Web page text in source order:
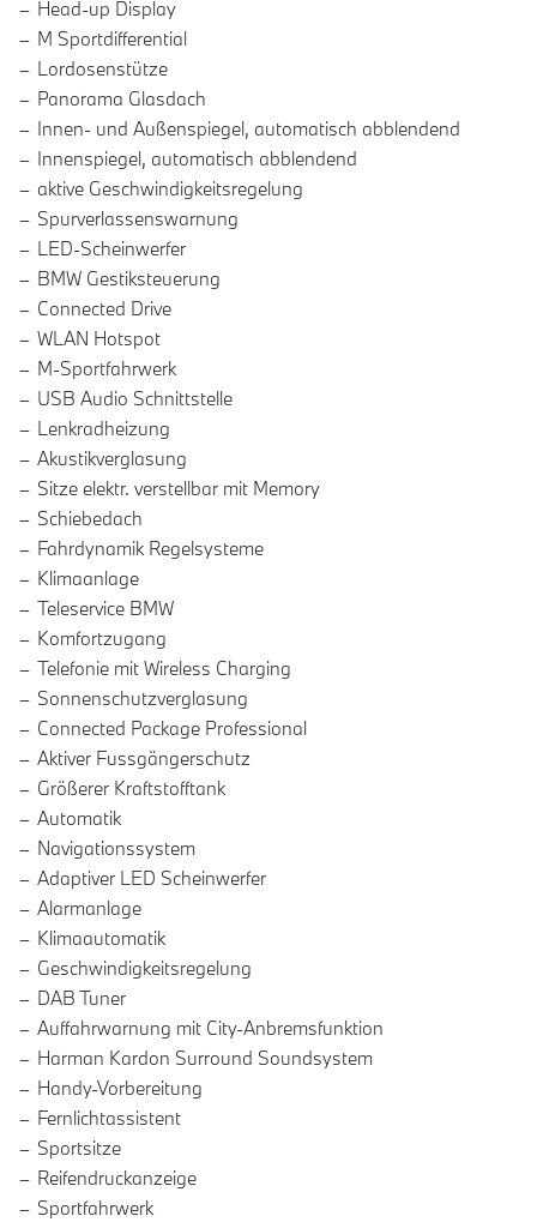
Head-up Display
M Sportdifferential
Lordosenstütze
Panorama Glasdach
Innen- und Außenspiegel, automatisch abblendend
Innenspiegel, automatisch abblendend
aktive Geschwindigkeitsregelung
Spurverlassenswarnung
LED-Scheinwerfer
BMW Gestiksteuerung
Connected Drive
WLAN Hotspot
M-Sportfahrwerk
USB Audio Schnittstelle
Lenkradheizung
Akustikverglasung
Sitze elektr. verstellbar mit Memory
Schiebedach
Fahrdynamik Regelsysteme
Klimaanlage
Teleservice BMW
Komfortzugang
Telefonie mit Wireless Charging
Sonnenschutzverglasung
Connected Package Professional
Aktiver Fussgängerschutz
Größerer Kraftstofftank
Automatik
Navigationssystem
Adaptiver LED Scheinwerfer
Alarmanlage
Klimaautomatik
Geschwindigkeitsregelung
DAB Tuner
Auffahrwarnung mit City-Anbremsfunktion
Harman Kardon Surround Soundsystem
Handy-Vorbereitung
Fernlichtassistent
Sportsitze
Reifendruckanzeige
Sportfahrwerk